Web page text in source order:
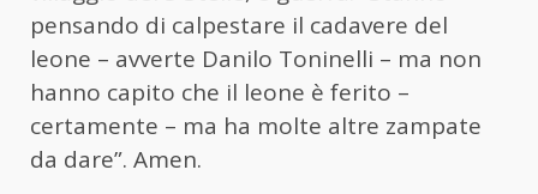
pensando di calpestare il cadavere del
leone – avverte Danilo Toninelli – ma non
hanno capito che il leone è ferito –
certamente – ma ha molte altre zampate
da dare”. Amen.